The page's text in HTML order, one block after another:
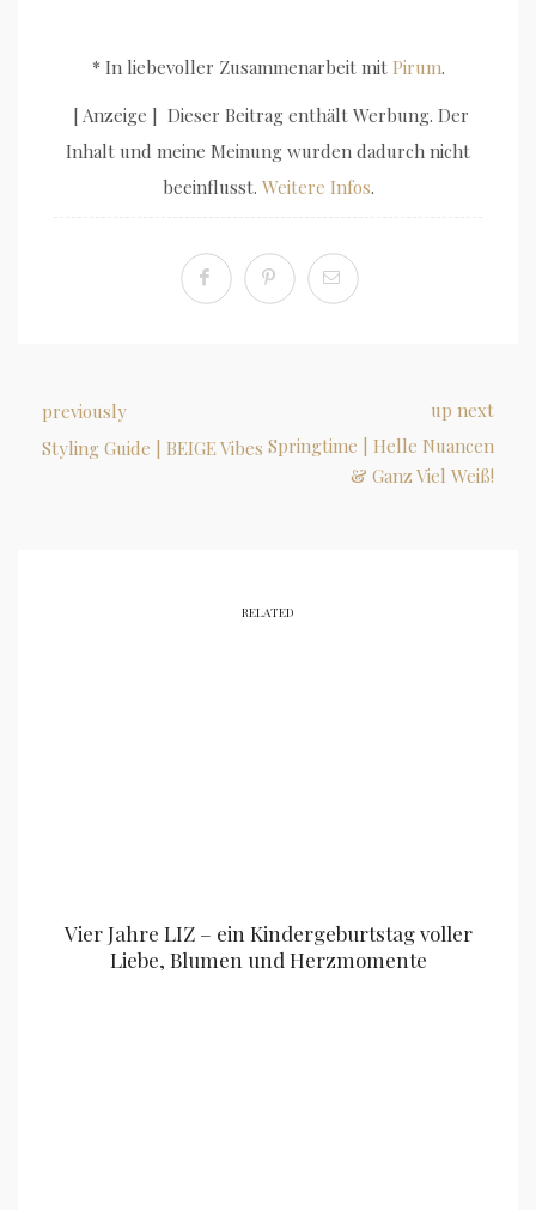
* In liebevoller Zusammenarbeit mit Pirum.
[ Anzeige ] Dieser Beitrag enthält Werbung. Der
Inhalt und meine Meinung wurden dadurch nicht
beeinflusst. Weitere Infos.
previously
Styling Guide | BEIGE Vibes
up next
Springtime | Helle Nuancen
& Ganz Viel Weiß!
RELATED
Vier Jahre LIZ – ein Kindergeburtstag voller
Liebe, Blumen und Herzmomente